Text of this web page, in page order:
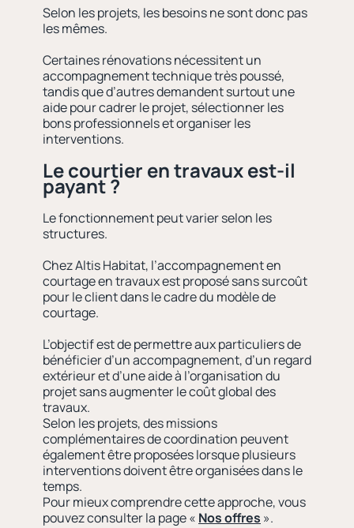
Selon les projets, les besoins ne sont donc pas
les mêmes.
Certaines rénovations nécessitent un
accompagnement technique très poussé,
tandis que d’autres demandent surtout une
aide pour cadrer le projet, sélectionner les
bons professionnels et organiser les
interventions.
Le courtier en travaux est-il
payant ?
Le fonctionnement peut varier selon les
structures.
Chez Altis Habitat, l’accompagnement en
courtage en travaux est proposé sans surcoût
pour le client dans le cadre du modèle de
courtage.
L’objectif est de permettre aux particuliers de
bénéficier d’un accompagnement, d’un regard
extérieur et d’une aide à l’organisation du
projet sans augmenter le coût global des
travaux.
Selon les projets, des missions
complémentaires de coordination peuvent
également être proposées lorsque plusieurs
interventions doivent être organisées dans le
temps.
Pour mieux comprendre cette approche, vous
pouvez consulter la page « Nos offres ».